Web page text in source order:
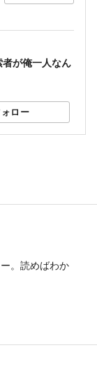
が俺一人なん
ロー
。読めばわか